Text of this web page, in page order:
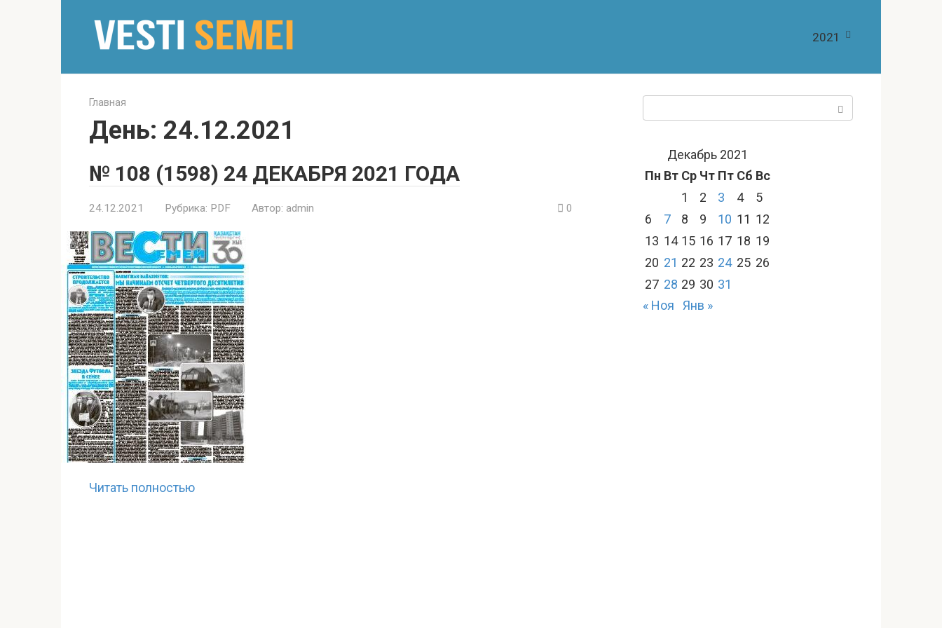
2021
Главная
День: 24.12.2021
№ 108 (1598) 24 ДЕКАБРЯ 2021 ГОДА
24.12.2021 Рубрика: PDF Автор: admin 0
Читать полностью
Декабрь 2021
Пн Вт Ср Чт Пт Сб Вс
1
2 3 4
5
6
7 8 9 10 11 12
13 14 15 16 17 18 19
20 21 22 23 24 25 26
27 28 29 30 31
« Ноя
Янв »